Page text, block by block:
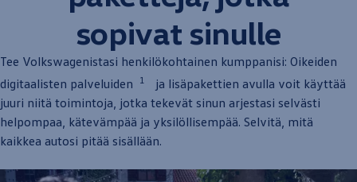
sopivat sinulle
Tee Volkswagenistasi henkilökohtainen kumppanisi: Oikeiden
digitaalisten palveluiden
1
ja lisäpakettien avulla voit käyttää
juuri niitä toimintoja, jotka tekevät sinun arjestasi selvästi
helpompaa, kätevämpää ja yksilöllisempää. Selvitä, mitä
kaikkea autosi pitää sisällään.